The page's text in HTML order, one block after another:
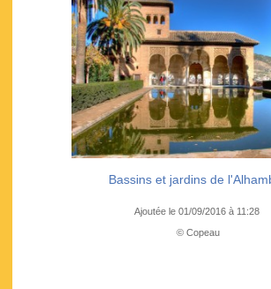
Bassins et jardins de
Ajoutée le 01/09/2016 à 11:28
© Copeau